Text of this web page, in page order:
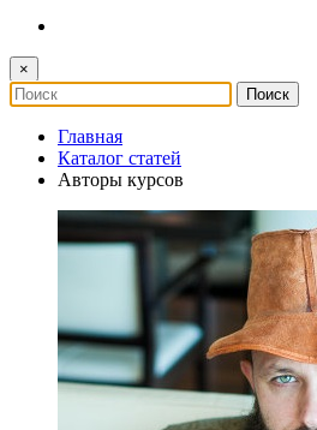
×
Главная
Каталог статей
Авторы курсов